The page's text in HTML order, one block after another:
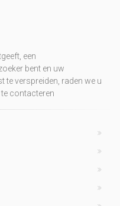
een
bent en uw
te verspreiden, raden we u
te contacteren